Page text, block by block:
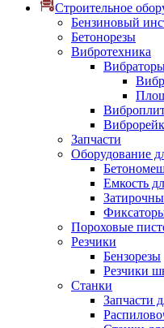
Строительное
Бензиновый
Бетонорезы
Вибротехника
Запчасти
Оборудование
Емкость
Пороховые
Резчики
Бензорезы
Резчики
Станки
Запчасти